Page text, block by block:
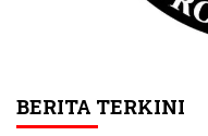
BERITA TERKINI